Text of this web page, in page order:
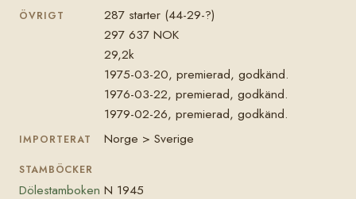
ÖVRIGT
287 starter (44-29-?)
297 637 NOK
29,2k
1975-03-20, premierad, godkänd.
1976-03-22, premierad, godkänd.
1979-02-26, premierad, godkänd.
IMPORTERAT Norge > Sverige
STAMBÖCKER
Dölestamboken N 1945